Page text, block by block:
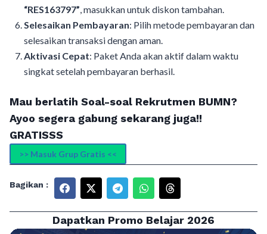
“RES163797”, masukkan untuk diskon tambahan.
Selesaikan Pembayaran: Pilih metode pembayaran dan
selesaikan transaksi dengan aman.
Aktivasi Cepat: Paket Anda akan aktif dalam waktu
singkat setelah pembayaran berhasil.
Mau berlatih Soal-soal Rekrutmen BUMN?
Ayoo segera gabung sekarang juga!!
GRATISSS
>> Masuk Grup Gratis <<
Bagikan :
Dapatkan Promo Belajar 2026